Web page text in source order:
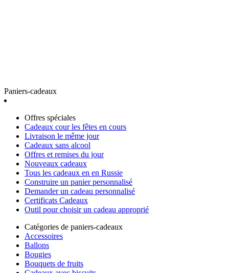
Paniers-cadeaux
Offres spéciales
Cadeaux cour les fêtes en cours
Livraison le même jour
Cadeaux sans alcool
Offres et remises du jour
Nouveaux cadeaux
Tous les cadeaux en en Russie
Construire un panier personnalisé
Demander un cadeau personnalisé
Certificats Cadeaux
Outil pour choisir un cadeau approprié
Catégories de paniers-cadeaux
Accessoires
Ballons
Bougies
Bouquets de fruits